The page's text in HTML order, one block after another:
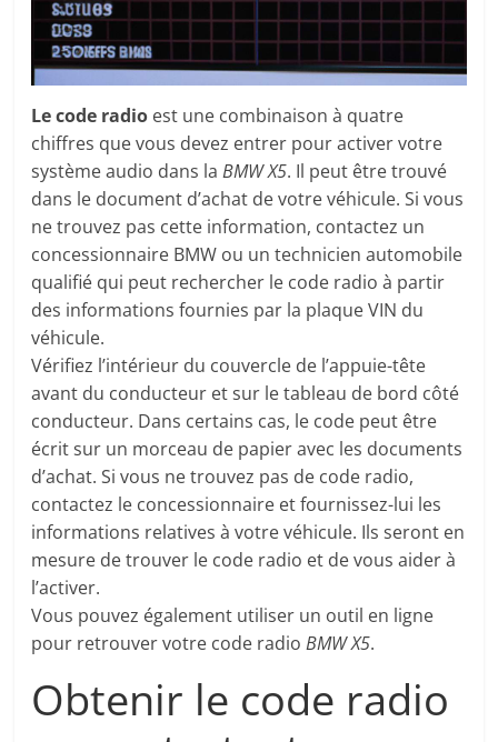
Le code radio est une combinaison à quatre
chiffres que vous devez entrer pour activer votre
système audio dans laBMW X5. Il peut être trouvé
dans le document d’achat de votre véhicule. Si vous
ne trouvez pas cette information, contactez un
concessionnaire BMW ou un technicien automobile
qualifié qui peut rechercher le code radio à partir
des informations fournies par la plaque VIN du
véhicule.
Vérifiez l’intérieur du couvercle de l’appuie-tête
avant du conducteur et sur le tableau de bord côté
conducteur. Dans certains cas, le code peut être
écrit sur un morceau de papier avec les documents
d’achat. Si vous ne trouvez pas de code radio,
contactez le concessionnaire et fournissez-lui les
informations relatives à votre véhicule. Ils seront en
mesure de trouver le code radio et de vous aider à
l’activer.
Vous pouvez également utiliser un outil en ligne
pour retrouver votre code radioBMW X5.
Obtenir le code radio